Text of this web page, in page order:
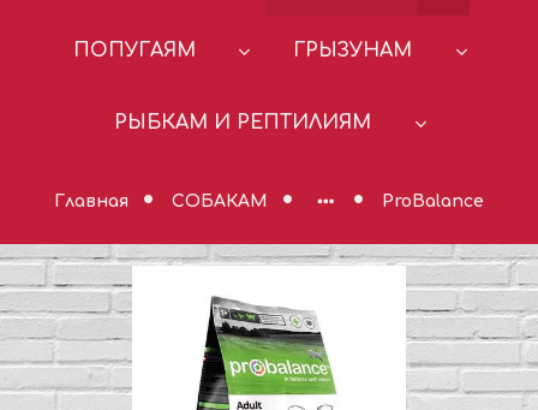
ПОПУГАЯМ ГРЫЗУНАМ
РЫБКАМ И РЕПТИЛИЯМ
Главная СОБАКАМ ProBalance